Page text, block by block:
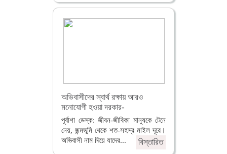
অভিবাসীদের স্বার্থ রক্ষায় আরও
মনোযোগী হওয়া দরকার-
পূর্বাশা ডেস্ক: জীবন-জীবিকা মানুষকে টেনে
নেয়, জন্মভূমি থেকে শত-সহস্র মাইল দূরে।
অভিবাসী নাম দিয়ে যাদের...
বিস্তারিত